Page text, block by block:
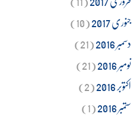
جنوری 2017
(10)
دسمبر 2016
(21)
نومبر 2016
(21)
اکتوبر 2016
(2)
ستمبر 2016
(1)